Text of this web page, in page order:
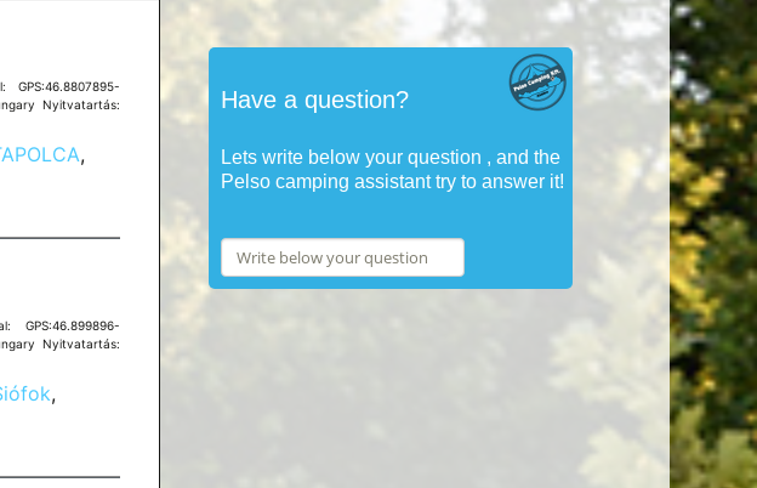
GPS:46.8807895-
Nyitvatartás:
,
GPS:46.899896-
Nyitvatartás:
,
Have a question?
Lets write below your question , and the
Pelso camping assistant try to answer it!